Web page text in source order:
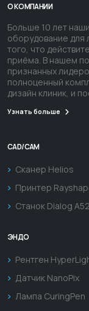
О КОМПАНИИ
Больше 10 лет
оборудование для
того, что
приёма. В нашем
признанных
полноценный
дизайн клиник, и
Узнать больше
CAD/CAM
Сканер Helios
Принтер
Станок Dialog A52
ЭНДО
Рентген
Датчик NanoPix
Лампа CuringPen